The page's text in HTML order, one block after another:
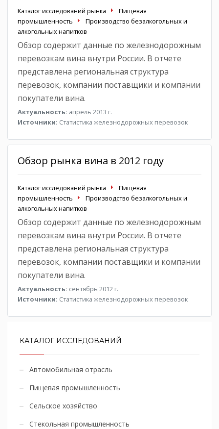
Каталог исследований рынка
Пищевая
промышленность
Производство безалкогольных и
алкогольных напитков
Обзор содержит данные по железнодорожным
перевозкам вина внутри России. В отчете
представлена региональная структура
перевозок, компании поставщики и компании
покупатели вина.
Актуальность: апрель 2013 г.
Источники: Статистика железнодорожных перевозок
Обзор рынка вина в 2012 году
Каталог исследований рынка
Пищевая
промышленность
Производство безалкогольных и
алкогольных напитков
Обзор содержит данные по железнодорожным
перевозкам вина внутри России. В отчете
представлена региональная структура
перевозок, компании поставщики и компании
покупатели вина.
Актуальность: сентябрь 2012 г.
Источники: Статистика железнодорожных перевозок
КАТАЛОГ ИССЛЕДОВАНИЙ
Автомобильная отрасль
Пищевая промышленность
Сельское хозяйство
Стекольная промышленность